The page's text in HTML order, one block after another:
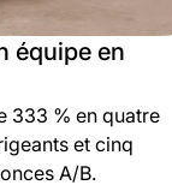
équipe en
333 % en quatre
et cinq
A/B.